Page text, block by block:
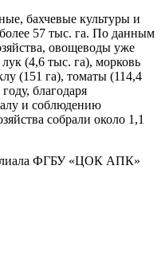
бахчевые культуры и
57 тыс. га. По данным
овощеводы уже
(4,6 тыс. га), морковь
(151 га), томаты (114,4
благодаря
и соблюдению
собрали около 1,1
ФГБУ «ЦОК АПК»